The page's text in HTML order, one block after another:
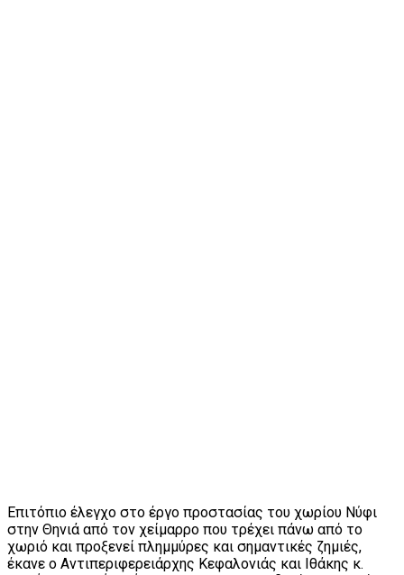
Επιτόπιο έλεγχο στο έργο προστασίας του χωρίου Νύφι
στην Θηνιά από τον χείμαρρο που τρέχει πάνω από το
χωριό και προξενεί πλημμύρες και σημαντικές ζημιές,
έκανε ο Αντιπεριφερειάρχης Κεφαλονιάς και Ιθάκης κ.